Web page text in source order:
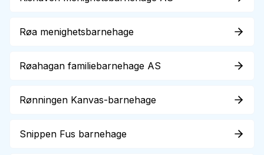
Røa menighetsbarnehage
Røahagan familiebarnehage AS
Rønningen Kanvas-barnehage
Snippen Fus barnehage